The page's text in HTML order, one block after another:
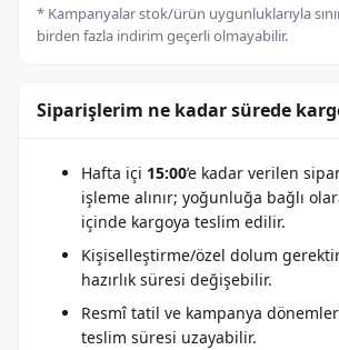
* Kampanyalar stok/ürün uygunluklarıyla
birden fazla indirim geçerli olmayabilir.
Siparişlerim ne kadar sürede
Hafta içi 15:00’e kadar verilen
işleme alınır; yoğunluğa bağlı
içinde kargoya teslim edilir.
Kişiselleştirme/özel dolum
hazırlık süresi değişebilir.
Resmî tatil ve kampanya
teslim süresi uzayabilir.